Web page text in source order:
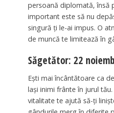
persoană diplomată, însă
important este să nu
singură ți le-ai impus. O
de muncă te limitează în
Săgetător: 22
Ești mai încântătoare ca
lași inimi frânte în jurul
vitalitate te ajută să-ți